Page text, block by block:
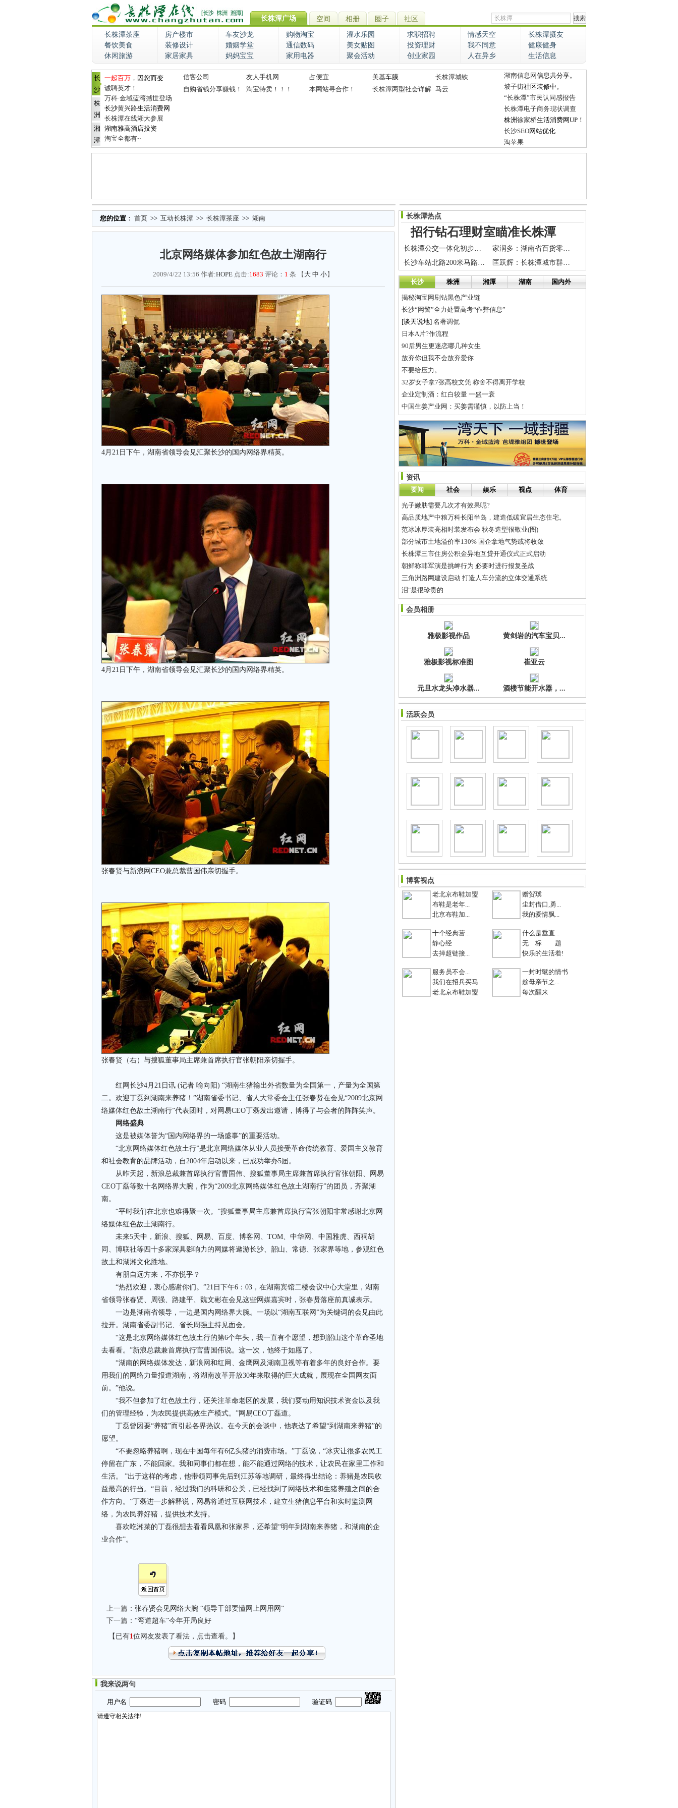
长株潭广场 空间 相册 圈子 社区
长株潭茶座 房产楼市 车友沙龙 购物淘宝 灌水乐园 求职招聘 情感天空
长株潭摄友
餐饮美食
装修设计 婚姻学堂 通信数码 美女贴图 投资理财 我不同意
健康健身
休闲旅游
家居家具 妈妈宝宝 家用电器 聚会活动 创业家园 人在异乡 生活信息
长
沙
株
洲
湘
潭
一起百万 ，因您而变
诚聘英才！
万科·金域蓝湾撼世登场
长沙黄兴路生活消费网
长株潭在线湖大参展
湖南雅高酒店投资
淘宝全都有~
信客公司 友人手机网 占便宜 美基车膜
长株潭城铁
自购省钱分享赚钱！
淘宝特卖！！！ 本网站寻合作！ 长株潭两型社会详解 马云
湖南信息网信息共分享。
坡子街社区装修中。
“长株潭”市民认同感报告
长株潭电子商务现状调查
株洲徐家桥生活消费网UP！
长沙SEO网站优化
淘苹果
您的位置 ： 首页 >> 互动长株潭 >> 长株潭茶座 >> 湖南
北京网络媒体参加红色故土湖南行
2009/4/22 13:56 作者:HOPE 点击:1683 评论： 1 条 【 大 中 小】
4月21日下午，湖南省领导会见汇聚长沙的国内网络界精英。
4月21日下午，湖南省领导会见汇聚长沙的国内网络界精英。
张春贤与新浪网CEO兼总裁曹国伟亲切握手。
张春贤（右）与搜狐董事局主席兼首席执行官张朝阳亲切握手。
红网长沙4月21日讯 (记者 喻向阳) “湖南生猪输出外省数量为全国第一，产量为全国第
二。欢迎丁磊到湖南来养猪！”湖南省委书记、省人大常委会主任张春贤在会见“2009北京网
络媒体红色故土湖南行”代表团时，对网易CEO丁磊发出邀请，博得了与会者的阵阵笑声。
网络盛典
这是被媒体誉为“国内网络界的一场盛事”的重要活动。
“北京网络媒体红色故土行”是北京网络媒体从业人员接受革命传统教育、爱国主义教育
和社会教育的品牌活动，自2004年启动以来，已成功举办5届。
从昨天起，新浪总裁兼首席执行官曹国伟、搜狐董事局主席兼首席执行官张朝阳、网易
CEO丁磊等数十名网络界大腕，作为“2009北京网络媒体红色故土湖南行”的团员，齐聚湖
南。
“平时我们在北京也难得聚一次。”搜狐董事局主席兼首席执行官张朝阳非常感谢北京网
络媒体红色故土湖南行。
未来5天中，新浪、搜狐、网易、百度、博客网、TOM、中华网、中国雅虎、西祠胡
同、博联社等四十多家深具影响力的网媒将遨游长沙、韶山、常德、张家界等地，参观红色
故土和湖湘文化胜地。
有朋自远方来，不亦悦乎？
“热烈欢迎，衷心感谢你们。”21日下午6：03，在湖南宾馆二楼会议中心大堂里，湖南
省领导张春贤、周强、路建平、魏文彬在会见这些网媒嘉宾时，张春贤落座前真诚表示。
一边是湖南省领导，一边是国内网络界大腕。一场以“湖南互联网”为关键词的会见由此
拉开。湖南省委副书记、省长周强主持见面会。
“这是北京网络媒体红色故土行的第6个年头，我一直有个愿望，想到韶山这个革命圣地
去看看。”新浪总裁兼首席执行官曹国伟说。这一次，他终于如愿了。
“湖南的网络媒体发达，新浪网和红网、金鹰网及湖南卫视等有着多年的良好合作。要
用我们的网络力量报道湖南，将湖南改革开放30年来取得的巨大成就，展现在全国网友面
前。”他说。
“我不但参加了红色故土行，还关注革命老区的发展，我们要动用知识技术资金以及我
们的管理经验，为农民提供高效生产模式。”网易CEO丁磊道。
丁磊曾因要“养猪”而引起各界热议。在今天的会谈中，他表达了希望“到湖南来养猪”的
愿望。
“不要忽略养猪啊，现在中国每年有6亿头猪的消费市场。”丁磊说，“冰灾让很多农民工
停留在广东，不能回家。我和同事们都在想，能不能通过网络的技术，让农民在家里工作和
生活。 ”出于这样的考虑，他带领同事先后到江苏等地调研，最终得出结论：养猪是农民收
益最高的行当。“目前，经过我们的科研和公关，已经找到了网络技术和生猪养殖之间的合
作方向。”丁磊进一步解释说，网易将通过互联网技术，建立生猪信息平台和实时监测网
络，为农民养好猪，提供技术支持。
喜欢吃湘菜的丁磊很想去看看凤凰和张家界，还希望“明年到湖南来养猪，和湖南的企
业合作”。
上一篇： 张春贤会见网络大腕 “领导干部要懂网上网用网”
下一篇： “弯道超车”今年开局良好
【已有1位网友发表了看法，点击查看。】
我来说两句
用户名 密码 验证码
长株潭热点
招行钻石理财室瞄准长株潭
长株潭公交一体化初步方案出台 株潭拟直通公交
家润多：湖南省百货零售企业龙头
长沙车站北路200米马路飘刺鼻怪味 居民饭都吃不下
匡跃辉：长株潭城市群水价改革的基本思路
长沙 株洲 湘潭 湖南 国内外
揭秘淘宝网刷钻黑色产业链
长沙“网警”全力处置高考“作弊信息”
[谈天说地] 名著调侃
日本A片?作流程
90后男生更迷恋哪几种女生
放弃你但我不会放弃爱你
不要给压力。
32岁女子拿7张高校文凭 称舍不得离开学校
企业定制酒：红白较量 一盛一衰
中国生姜产业网：买姜需谨慎，以防上当！
资讯
要闻
社会 娱乐 视点 体育
光子嫩肤需要几次才有效果呢?
高品质地产中粮万科长阳半岛，建造低碳宜居生态住宅。
范冰冰厚装亮相时装发布会 秋冬造型很敬业(图)
部分城市土地溢价率130% 国企拿地气势或将收敛
长株潭三市住房公积金异地互贷开通仪式正式启动
朝鲜称韩军演是挑衅行为 必要时进行报复圣战
三角洲路网建设启动 打造人车分流的立体交通系统
泪"是很珍贵的
听说城里人爱吃土鸡 90后浏阳农民网上卖鸡线下火爆
[杂七杂八]如果分手，请为他/她做这15件事
会员相册
雅极影视作品 黄剑岩的汽车宝贝...
雅极影视标准图 崔亚云
元旦水龙头净水器... 酒楼节能开水器，...
活跃会员
博客视点
老北京布鞋加盟
布鞋是老年...
北京布鞋加...
赠贺璞
尘封借口,勇...
我的爱情飘...
十个经典营...
静心经
去掉超链接...
什么是垂直...
无 标 题
快乐的生活着!
服务员不会...
我们在招兵买马
老北京布鞋加盟
一封时髦的情书
趁母亲节之...
每次醒来